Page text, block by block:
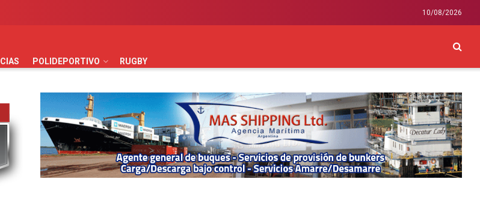
10/08/2026
POLIDEPORTIVO RUGBY